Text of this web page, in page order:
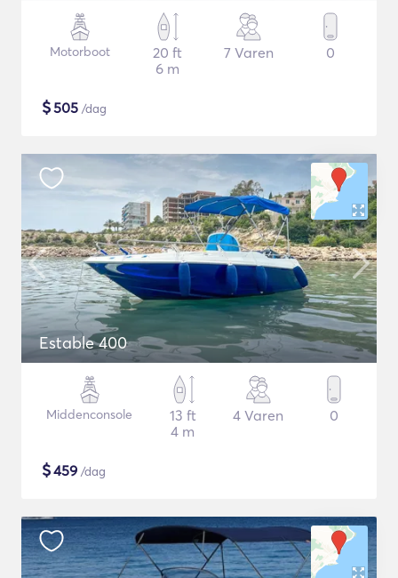
Motorboot
20 ft
6 m
7 Varen 0
$505 /dag
Estable 400
Middenconsole
13 ft
4 m
4 Varen 0
$459 /dag